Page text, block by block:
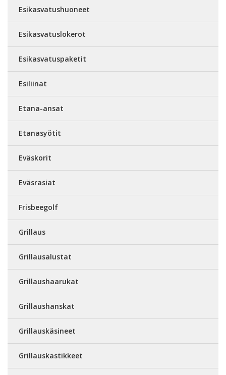
Esikasvatushuoneet
Esikasvatuslokerot
Esikasvatuspaketit
Esiliinat
Etana-ansat
Etanasyötit
Eväskorit
Eväsrasiat
Frisbeegolf
Grillaus
Grillausalustat
Grillaushaarukat
Grillaushanskat
Grillauskäsineet
Grillauskastikkeet